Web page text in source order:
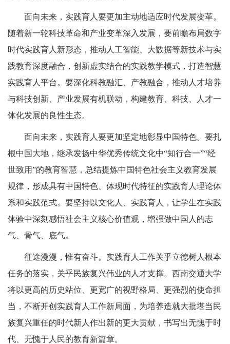
面向未来，实践育人要更加主动地适应时代发展变革。
随着新一轮科技革命和产业变革深入发展，要前瞻布局数字
时代实践育人新形态，推动人工智能、大数据等新技术与实
践教育深度融合，创新虚实结合的实践教学模式，打造智慧
实践育人平台。要深化科教融汇、产教融合，推动人才培养
与科技创新、产业发展有机联动，构建教育、科技、人才一
体化发展的良性生态。
面向未来，实践育人要更加坚定地彰显中国特色。要扎
根中国大地，继承发扬中华优秀传统文化中“知行合一”“经
世致用”的教育智慧，总结提炼中国特色社会主义教育发展
规律，形成具有中国特色、体现时代特征的实践育人理论体
系和实践范式。要坚持以文化人、实践育人，让学生在实践
体验中深刻感悟社会主义核心价值观，增强做中国人的志
气、骨气、底气。
征途漫漫，惟有奋斗。实践育人工作关乎立德树人根本
任务的落实，关乎民族复兴伟业的人才支撑。西南交通大学
将以更高的历史站位、更宽广的视野格局、更强烈的使命担
当，不断开创实践育人工作新局面，为培养造就大批堪当民
族复兴重任的时代新人作出新的更大贡献，书写出无愧于时
代、无愧于人民的教育新篇章。